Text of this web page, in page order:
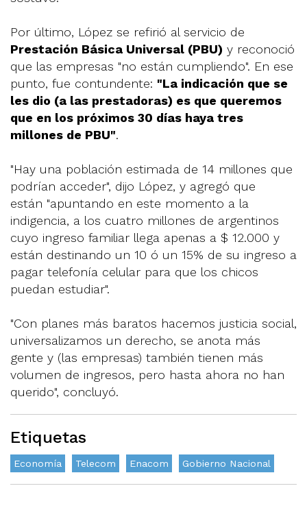
Por último, López se refirió al servicio de
Prestación Básica Universal (PBU) y reconoció
que las empresas "no están cumpliendo". En ese
punto, fue contundente: "La indicación que se
les dio (a las prestadoras) es que queremos
que en los próximos 30 días haya tres
millones de PBU".
"Hay una población estimada de 14 millones que
podrían acceder", dijo López, y agregó que
están "apuntando en este momento a la
indigencia, a los cuatro millones de argentinos
cuyo ingreso familiar llega apenas a $ 12.000 y
están destinando un 10 ó un 15% de su ingreso a
pagar telefonía celular para que los chicos
puedan estudiar".
"Con planes más baratos hacemos justicia social,
universalizamos un derecho, se anota más
gente y (las empresas) también tienen más
volumen de ingresos, pero hasta ahora no han
querido", concluyó.
Etiquetas
Economía Telecom Enacom Gobierno Nacional